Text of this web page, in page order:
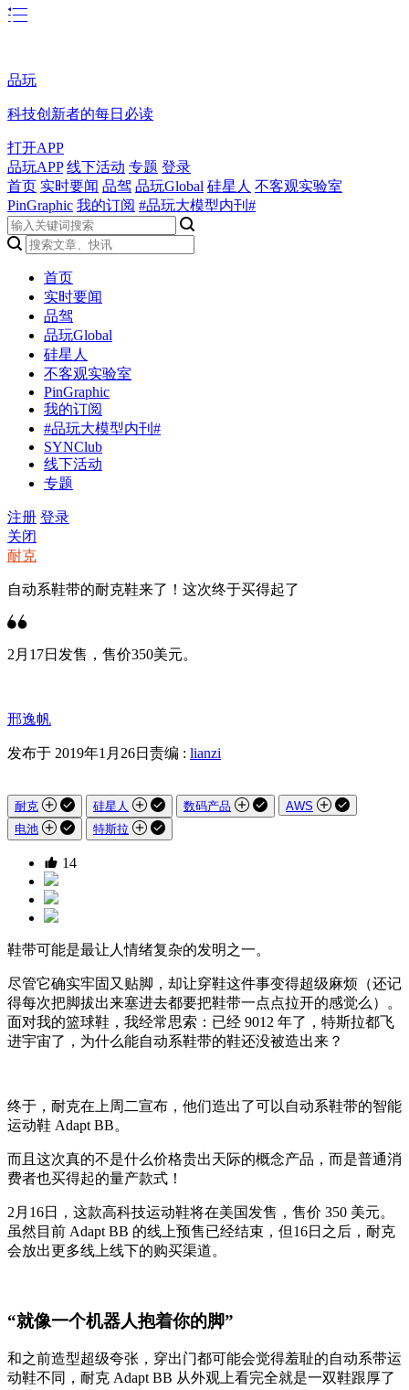
品玩
科技创新者的每日必读
打开APP
品玩APP 线下活动 专题 登录
首页 实时要闻 品驾 品玩Global 硅星人 不客观实验室
PinGraphic 我的订阅 #品玩大模型内刊#
首页
实时要闻
品驾
品玩Global
硅星人
不客观实验室
PinGraphic
我的订阅
#品玩大模型内刊#
SYNClub
线下活动
专题
注册 登录
关闭
耐克
自动系鞋带的耐克鞋来了！这次终于买得起了
2月17日发售，售价350美元。
邢逸帆
发布于 2019年1月26日 责编 : lianzi
耐克 硅星人 数码产品
AWS
电池
特斯拉
14
鞋带可能是最让人情绪复杂的发明之一。
尽管它确实牢固又贴脚，却让穿鞋这件事变得超级麻烦（还记
得每次把脚拔出来塞进去都要把鞋带一点点拉开的感觉么）。
面对我的篮球鞋，我经常思索：已经 9012 年了，特斯拉都飞
进宇宙了，为什么能自动系鞋带的鞋还没被造出来？
终于，耐克在上周二宣布，他们造出了可以自动系鞋带的智能
运动鞋 Adapt BB。
而且这次真的不是什么价格贵出天际的概念产品，而是普通消
费者也买得起的量产款式！
2月16日，这款高科技运动鞋将在美国发售，售价 350 美元。
虽然目前 Adapt BB 的线上预售已经结束，但16日之后，耐克
会放出更多线上线下的购买渠道。
“就像一个机器人抱着你的脚”
和之前造型超级夸张，穿出门都可能会觉得羞耻的自动系带运
动鞋不同，耐克 Adapt BB 从外观上看完全就是一双鞋跟厚了